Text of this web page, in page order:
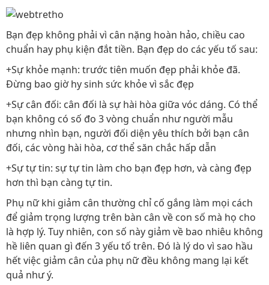
Bạn đẹp không phải vì cân nặng hoàn hảo, chiều cao
chuẩn hay phụ kiện đắt tiền. Bạn đẹp do các yếu tố sau:
+Sự khỏe mạnh: trước tiên muốn đẹp phải khỏe đã.
Đừng bao giờ hy sinh sức khỏe vì sắc đẹp
+Sự cân đối: cân đối là sự hài hòa giữa vóc dáng. Có thể
bạn không có số đo 3 vòng chuẩn như người mẫu
nhưng nhìn bạn, người đối diện yêu thích bởi bạn cân
đối, các vòng hài hòa, cơ thể săn chắc hấp dẫn
+Sự tự tin: sự tự tin làm cho bạn đẹp hơn, và càng đẹp
hơn thì bạn càng tự tin.
Phụ nữ khi giảm cân thường chỉ cố gắng làm mọi cách
để giảm trọng lượng trên bàn cân về con số mà họ cho
là hợp lý. Tuy nhiên, con số này giảm về bao nhiêu không
hề liên quan gì đến 3 yếu tố trên. Đó là lý do vì sao hầu
hết việc giảm cân của phụ nữ đều không mang lại kết
quả như ý.